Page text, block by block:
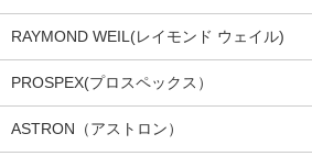
RAYMOND WEIL(レイモンド ウェイル)
PROSPEX(プロスペックス）
ASTRON（アストロン）